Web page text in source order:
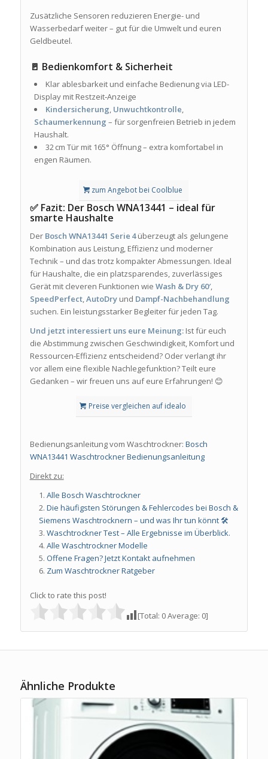
Zusätzliche Sensoren reduzieren Energie- und
Wasserbedarf weiter – gut für die Umwelt und euren
Geldbeutel.
🚪 Bedienkomfort & Sicherheit
Klar ablesbarkeit und einfache Bedienung via LED-
Display mit Restzeit‑Anzeige
Kindersicherung, Unwuchtkontrolle,
Schaumerkennung – für sorgenfreien Betrieb in jedem
Haushalt.
32 cm Tür mit 165° Öffnung – extra komfortabel in
engen Räumen.
zum Angebot bei Coolblue
✅ Fazit: Der Bosch WNA13441 – ideal für
smarte Haushalte
Der Bosch WNA13441 Serie 4überzeugt als gelungene
Kombination aus Leistung, Effizienz und moderner
Technik – und das trotz kompakter Abmessungen. Ideal
für Haushalte, die ein platzsparendes, zuverlässiges
Gerät mit cleveren Funktionen wie Wash & Dry 60′,
SpeedPerfect,AutoDryund Dampf-Nachbehandlung
suchen. Ein leistungsstarker Begleiter für jeden Tag.
Und jetzt interessiert uns eure Meinung:Ist für euch
die Abstimmung zwischen Geschwindigkeit, Komfort und
Ressourcen-Effizienz entscheidend? Oder verlangt ihr
vor allem eine flexible Nachlegefunktion? Teilt eure
Gedanken – wir freuen uns auf eure Erfahrungen! 😊
Preise vergleichen auf idealo
Bedienungsanleitung vom Waschtrockner: Bosch
WNA13441 Waschtrockner Bedienungsanleitung
Direkt zu:
Alle Bosch Waschtrockner
Die häufigsten Störungen & Fehlercodes bei Bosch &
Siemens Waschtrocknern – und was Ihr tun könnt 🛠️
Waschtrockner Test – Alle Ergebnisse im Überblick.
Alle Waschtrockner Modelle
Offene Fragen? Jetzt Kontakt aufnehmen
Zum Waschtrockner Ratgeber
Click to rate this post!
[Total: 0Average: 0]
Ähnliche Produkte